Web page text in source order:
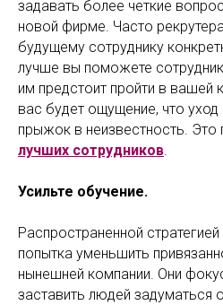
задавать более четкие
новой фирме. Часто
будущему сотруднику
лучше вы поможете
им предстоит пройти в вашей
вас будет ощущение, что уход
прыжок в неизвестность.
лучших сотрудников
Усильте обучение.
Распространенной
попытка уменьшить
нынешней компании. Они
заставить людей задуматься